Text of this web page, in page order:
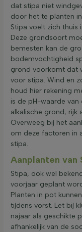
dat stipa niet
door het te planten
Stipa voelt zich thuis
Deze grondsoort
bemesten kan de
bodemvochtigheid
grond voorkomt dat
voor stipa. Wind en
houd hier rekening
is de pH-waarde
alkalische grond, rijk
Overweeg bij het
om deze factoren in
stipa.
Aanplanten
Stipa, ook wel
voorjaar geplant
Planten in pot
tijdens vorst. Let bij
najaar als geschikte
afhankelijk van de